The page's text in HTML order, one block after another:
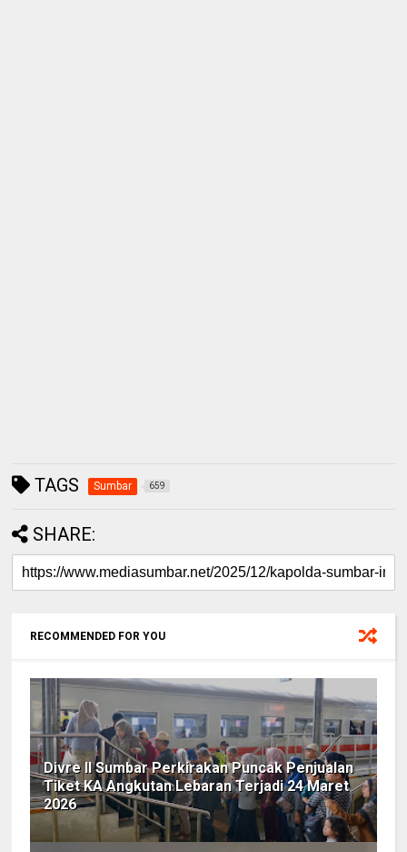
TAGS Sumbar 659
SHARE:
RECOMMENDED FOR YOU
Divre II Sumbar Perkirakan Puncak Penjualan
Tiket KA Angkutan Lebaran Terjadi 24 Maret
2026